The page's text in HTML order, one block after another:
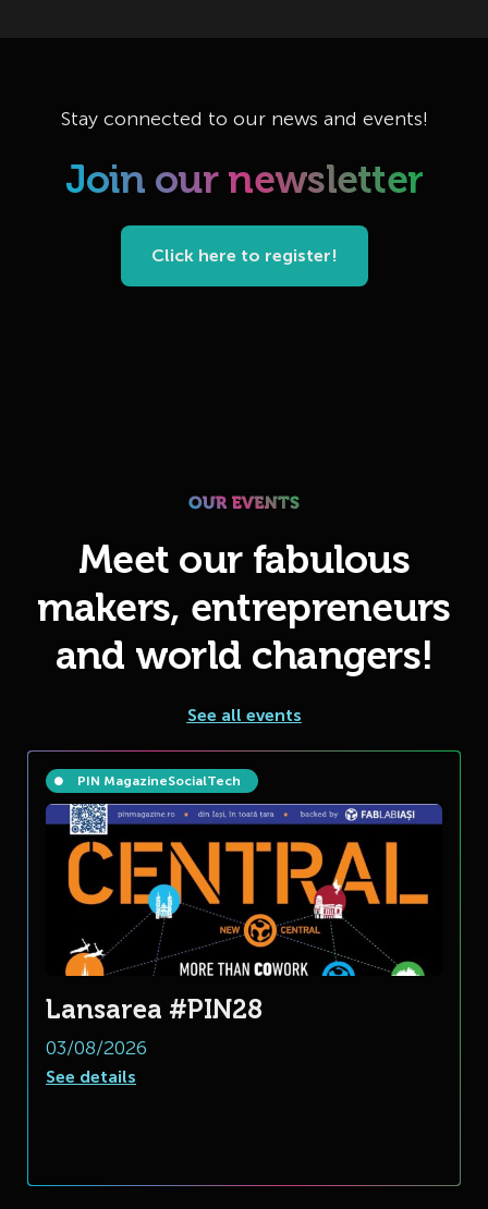
Stay connected to our news and events!
Join our newsletter
Click here to register!
Meet our fabulous
makers, entrepreneurs
and world changers!
See all events
PIN MagazineSocialTech
Lansarea #PIN28
03/08/2026
See details